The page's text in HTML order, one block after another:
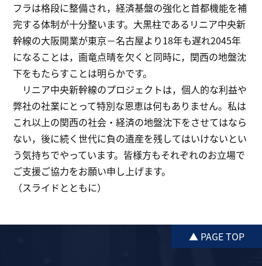
フラは格段に整備され，経済基盤の強化と首都機能を補
完する体制が十分整います。大黒柱であるリニア中央新
幹線の大阪開業が東京－名古屋より18年も遅れ2045年
になることは，画竜点晴を欠くと同時に，関西の地盤沈
下をもたらすことは明らかです。
リニア中央新幹線のプロジェクトは，個人的な利益や
弊社の社業にとって特別な恩恵は何もありません。私は
これ以上の関西の社会・経済の地盤沈下をさせてはなら
ない，後に続く世代に負の遺産を残してはいけないとい
う気持ちでやっています。皆様方もそれぞれのお立場で
ご支援ご協力をお願い申し上げます。
（スライドとともに）
▲ PAGE TOP